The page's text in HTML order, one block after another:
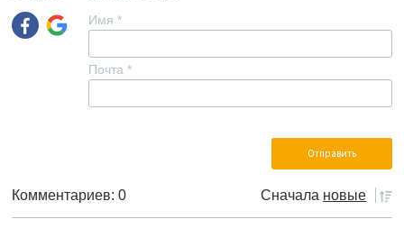
Имя *
Почта *
Комментариев: 0 Сначала новые